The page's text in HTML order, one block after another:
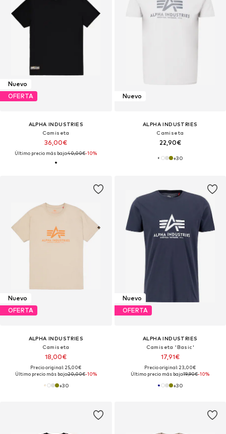
Nuevo
OFERTA
ALPHA INDUSTRIES
Camiseta
36,00€
Último precio más bajo:40,00€-10%
Nuevo
ALPHA INDUSTRIES
Camiseta
22,90€
+30
Nuevo
OFERTA
ALPHA INDUSTRIES
Camiseta
18,00€
Precio original: 25,00€
Último precio más bajo:20,00€-10%
+30
Nuevo
OFERTA
ALPHA INDUSTRIES
Camiseta 'Basic'
17,91€
Precio original: 23,00€
Último precio más bajo:19,90€-10%
+30